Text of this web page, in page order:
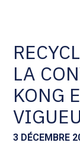
Social et
Assistance
Pilotage
Tenue de
ACD
Facturation et
EVOLIZ
LA
KONG
3 DÉCEMBRE